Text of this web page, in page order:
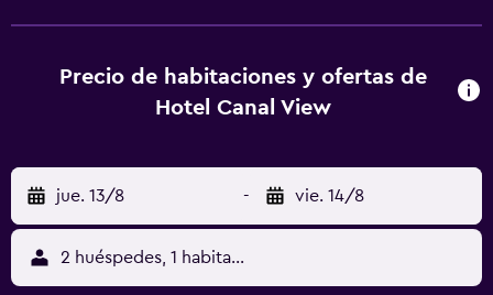
Precio de habitaciones y ofertas de
Hotel Canal View
jue. 13/8 - vie. 14/8
2 huéspedes, 1 habitación